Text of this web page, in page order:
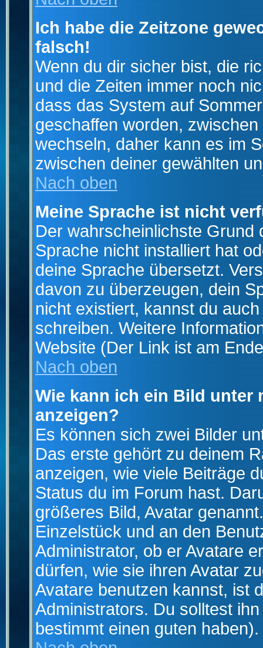
Ich habe die Zeitzone
falsch!
Wenn du dir sicher bist, die
und die Zeiten immer noch
dass das System auf
geschaffen worden,
wechseln, daher kann es im
zwischen deiner gewählten
Nach oben
Meine Sprache ist nicht
Der wahrscheinlichste Grund
Sprache nicht installiert hat
deine Sprache übersetzt.
davon zu überzeugen, dein
nicht existiert, kannst du
schreiben. Weitere
Website (Der Link ist am
Nach oben
Wie kann ich ein Bild unter
anzeigen?
Es können sich zwei Bilder
Das erste gehört zu deinem
anzeigen, wie viele Beiträge
Status du im Forum hast.
größeres Bild, Avatar
Einzelstück und an den
Administrator, ob er Avatare
dürfen, wie sie ihren Avatar
Avatare benutzen kannst, ist
Administrators. Du solltest
bestimmt einen guten haben).